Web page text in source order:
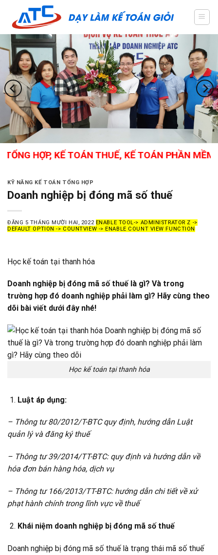
content
HỢP, KẾ TOÁN THUẾ, KẾ TOÁN PHẦN MỀM,
KỸ NĂNG KẾ TOÁN TỔNG HỢP
Doanh nghiệp bị đóng mã số thuế
ĐĂNG 5 THÁNG MƯỜI HAI, 2022 ENABLE TOOL-> ADMINISTRATOR Z ->
DEFAULT OPTION -> COUNTVIEW -> ENABLE COUNT VIEW FUNCTION
Học kế toán tại thanh hóa
Doanh nghiệp bị đóng mã số thuế là gì? Và trong
trường hợp đó doanh nghiệp phải làm gì? Hãy cùng theo
dõi bài viết dưới đây nhé!
Học kế toán tại thanh hóa
Luật áp dụng:
– Thông tư 80/2012/T-BTC quy định, hướng dẫn Luật
quản lý và đăng ký thuế
– Thông tư 39/2014/TT-BTC: quy định và hướng dẫn về
hóa đơn bán hàng hóa, dịch vụ
– Thông tư 166/2013/TT-BTC: hướng dẫn chi tiết về xử
phạt hành chính trong lĩnh vực về thuế
Khái niệm doanh nghiệp bị đóng mã số thuế
Doanh nghiệp bị đóng mã số thuế là trạng thái mã số thuế